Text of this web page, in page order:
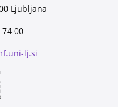
Ljubljana
74 00
lj.si